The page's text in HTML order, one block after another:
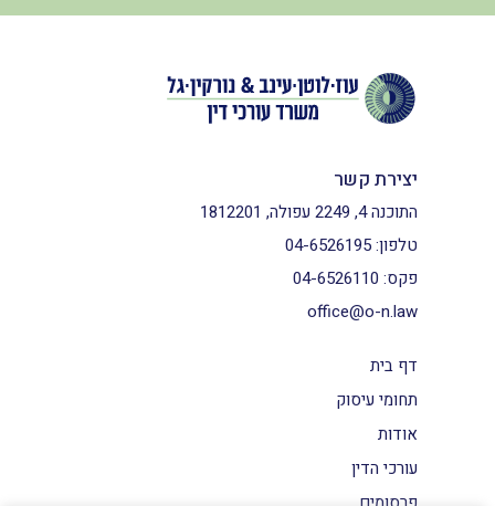
דף בית
תחומי עיסוק
אודות
עורכי הדין
יצירת קשר
התוכנה 4, 2249 עפולה, 1812201
טלפון:04-6526195
פקס: 04-6526110
office@o-n.law